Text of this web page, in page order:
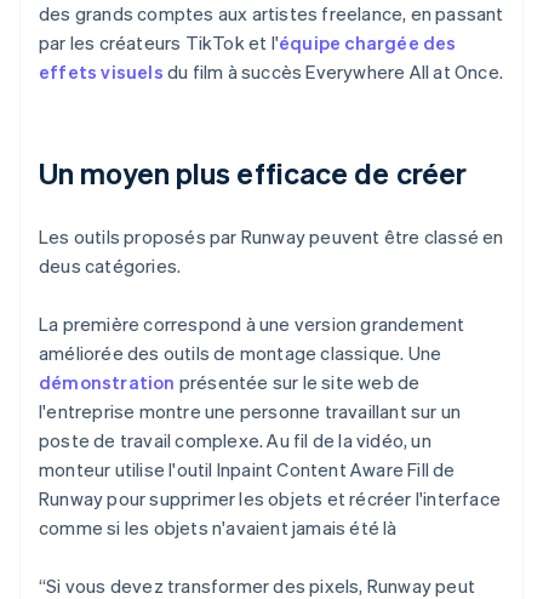
des grands comptes aux artistes freelance, en passant
par les créateurs TikTok et l'équipe chargée des
effets visuels du film à succès Everywhere All at Once.
Un moyen plus efficace de créer
Les outils proposés par Runway peuvent être classé en
deus catégories.
La première correspond à une version grandement
améliorée des outils de montage classique. Une
démonstration présentée sur le site web de
l'entreprise montre une personne travaillant sur un
poste de travail complexe. Au fil de la vidéo, un
monteur utilise l'outil Inpaint Content Aware Fill de
Runway pour supprimer les objets et récréer l'interface
comme si les objets n'avaient jamais été là
“Si vous devez transformer des pixels, Runway peut